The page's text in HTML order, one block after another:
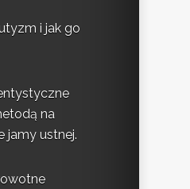
i jak go
na
jamy ustnej.